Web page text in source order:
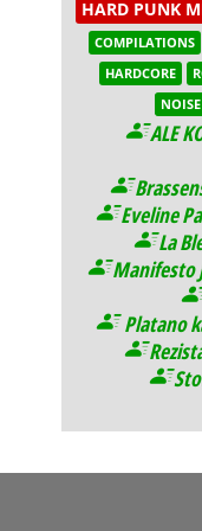
HARD PUNK
COMPILATIONS
HARDCORE
NOISE
ALE
Eveline
La
Manifesto
Platano